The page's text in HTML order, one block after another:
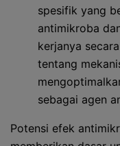
spesifik yang
antimikroba
kerjanya
tentang
sebagai agen
Potensi efek